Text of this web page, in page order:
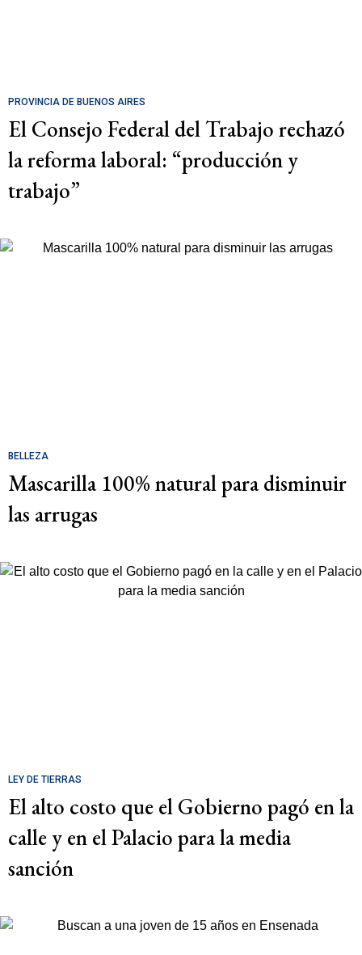
PROVINCIA DE BUENOS AIRES
El Consejo Federal del Trabajo rechazó
la reforma laboral: “producción y
trabajo”
BELLEZA
Mascarilla 100% natural para disminuir
las arrugas
LEY DE TIERRAS
El alto costo que el Gobierno pagó en la
calle y en el Palacio para la media
sanción